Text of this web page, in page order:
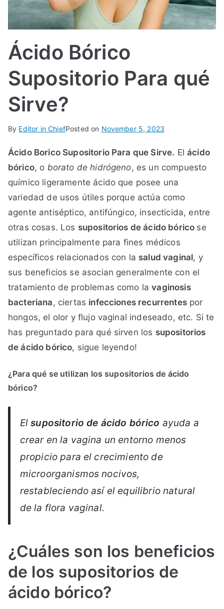
IN
G
R
L
Ácido Bórico
Supositorio Para qué
Sirve?
By Editor in ChiefPosted on November 5, 2023
Ácido Borico Supositorio Para que Sirve. Elácido
bórico, o borato de hidrógeno, es un compuesto
químico ligeramente ácido que posee una
variedad de usos útiles porque actúa como
agente antiséptico, antifúngico, insecticida, entre
otras cosas. Los supositorios de ácido bórico se
utilizan principalmente para fines médicos
específicos relacionados con la salud vaginal, y
sus beneficios se asocian generalmente con el
tratamiento de problemas como lavaginosis
bacteriana , ciertas infecciones recurrentespor
hongos, el olor y flujo vaginal indeseado, etc. Si te
has preguntado para qué sirven los supositorios
de ácido bórico, sigue leyendo!
¿Para qué se utilizan los supositorios de ácido
bórico?
Elsupositorio de ácido bórico ayuda a
crear en la vagina un entorno menos
propicio para el crecimiento de
microorganismos nocivos,
restableciendo así el equilibrio natural
de la flora vaginal.
¿Cuáles son los beneficios
de los supositorios de
ácido bórico?